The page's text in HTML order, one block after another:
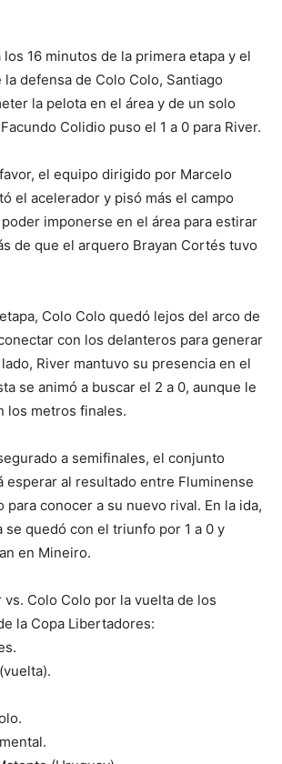
los 16 minutos de la primera etapa y el
defensa de Colo Colo, Santiago
la pelota en el área y de un solo
Colidio puso el 1 a 0 para River.
el equipo dirigido por Marcelo
el acelerador y pisó más el campo
imponerse en el área para estirar
de que el arquero Brayan Cortés tuvo
Colo Colo quedó lejos del arco de
con los delanteros para generar
River mantuvo su presencia en el
se animó a buscar el 2 a 0, aunque le
los metros finales.
a semifinales, el conjunto
esperar al resultado entre Fluminense
para conocer a su nuevo rival. En la ida,
se quedó con el triunfo por 1 a 0 y
en Mineiro.
vs. Colo Colo por la vuelta de los
la Copa Libertadores: